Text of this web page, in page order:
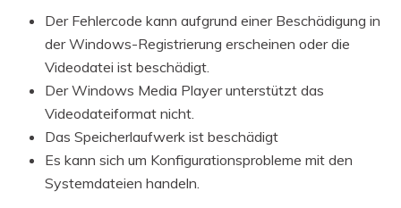
Der Fehlercode kann aufgrund einer Beschädigung in
der Windows-Registrierung erscheinen oder die
Videodatei ist beschädigt.
Der Windows Media Player unterstützt das
Videodateiformat nicht.
Das Speicherlaufwerk ist beschädigt
Es kann sich um Konfigurationsprobleme mit den
Systemdateien handeln.